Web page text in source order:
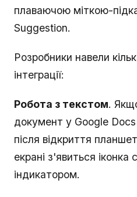
плаваючою міткою-
Suggestion.
Розробники навели
інтеграції:
Робота з текстом.
документ у Google
після відкриття
екрані з'явиться іконка
індикатором.